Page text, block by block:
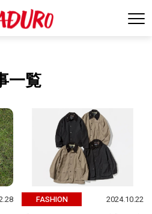
一覧
FASHION 2024.10.22